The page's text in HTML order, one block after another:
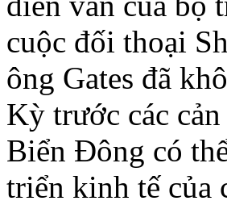
cuộc đối thoại
ông Gates đã
Kỳ trước các
Biển Ðông có
triển kinh tế của